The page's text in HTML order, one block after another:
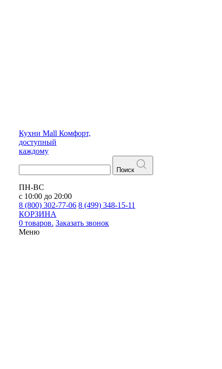
Кухни Mall Комфорт,
доступный
каждому
Поиск
ПН-ВС
с 10:00 до 20:00
8 (800) 302-77-06 8 (499) 348-15-11
КОРЗИНА
0 товаров. Заказать звонок
Меню